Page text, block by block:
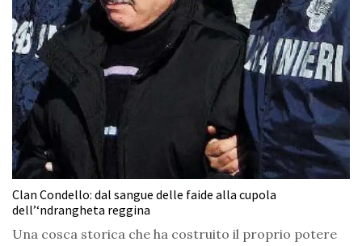
Clan Condello: dal sangue delle faide alla cupola
dell’‘ndrangheta reggina
Una cosca storica che ha costruito il proprio potere